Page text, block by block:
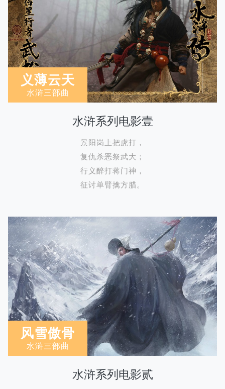
义薄云天
水浒三部曲
水浒系列电影壹
景阳岗上把虎打，
复仇杀恶祭武大；
行义醉打蒋门神，
征讨单臂擒方腊。
风雪傲骨
水浒三部曲
水浒系列电影贰